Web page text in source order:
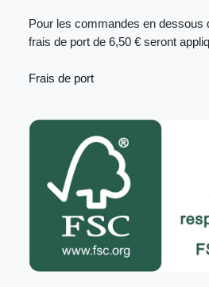
Pour les commandes en dessous
frais de port de 6,50 € seront
Frais de port